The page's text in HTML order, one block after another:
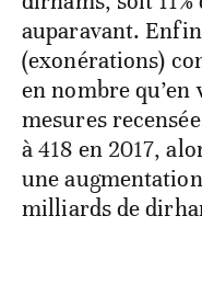
auparavant.
(exonérations)
en nombre
mesures
à 418 en 2017,
une
milliards de